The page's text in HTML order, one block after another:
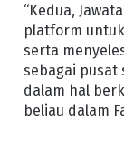
“Kedua,
platform
serta
sebagai pusat
dalam hal
beliau dalam